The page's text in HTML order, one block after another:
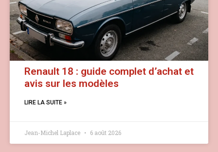
Renault 18 : guide complet d’achat et
avis sur les modèles
LIRE LA SUITE »
Jean-Michel Laplace 6 août 2026